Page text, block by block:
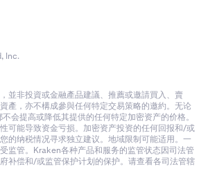
Inc.
並非投資或金融產品建議、推薦或邀請買入、賣
產，亦不構成參與任何特定交易策略的邀約。无论
会提高或降低其提供的任何特定加密资产的价格。
可能导致资金亏损。加密资产投资的任何回报和/或
的纳税情况寻求独立建议。地域限制可能适用。一
监管。Kraken各种产品和服务的监管状态因司法管
补偿和/或监管保护计划的保护。请查看各司法管辖